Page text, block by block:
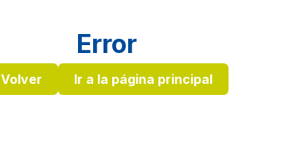
Error
Volver Ir a la página principal